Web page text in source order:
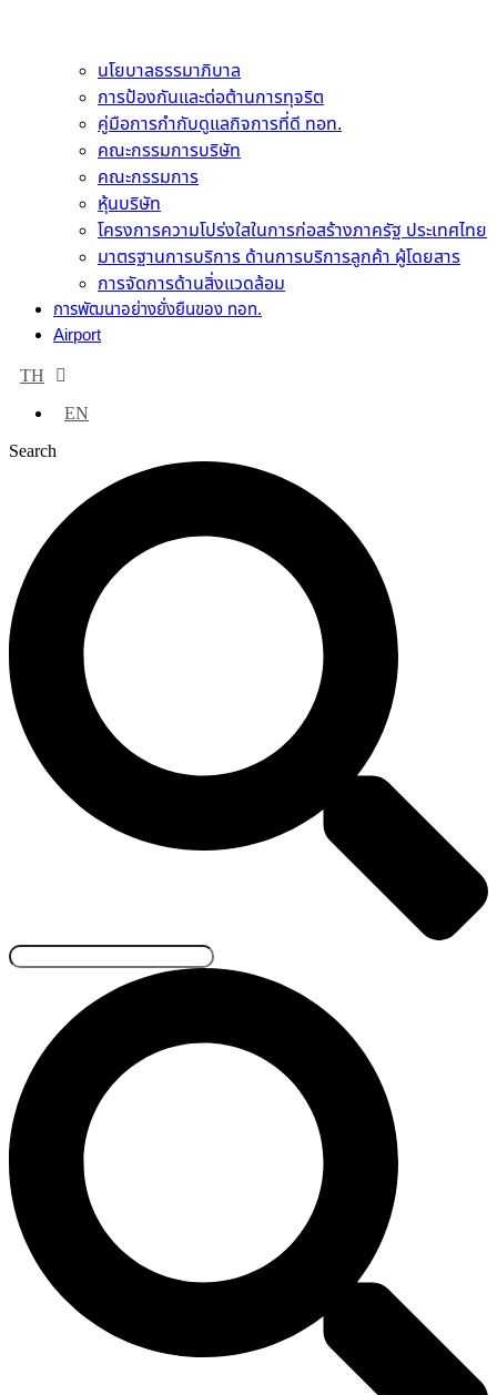
นโยบาลธรรมาภิบาล
การป้องกันและต่อต้านการทุจริต
คู่มือการกำกับดูแลกิจการที่ดี ทอท.
คณะกรรมการบริษัท
คณะกรรมการ
หุ้นบริษัท
โครงการความโปร่งใสในการก่อสร้างภาครัฐ ประเทศไทย
มาตรฐานการบริการ ด้านการบริการลูกค้า ผู้โดยสาร
การจัดการด้านสิ่งแวดล้อม
การพัฒนาอย่างยั่งยืนของ ทอท.
Airport
TH
EN
Search